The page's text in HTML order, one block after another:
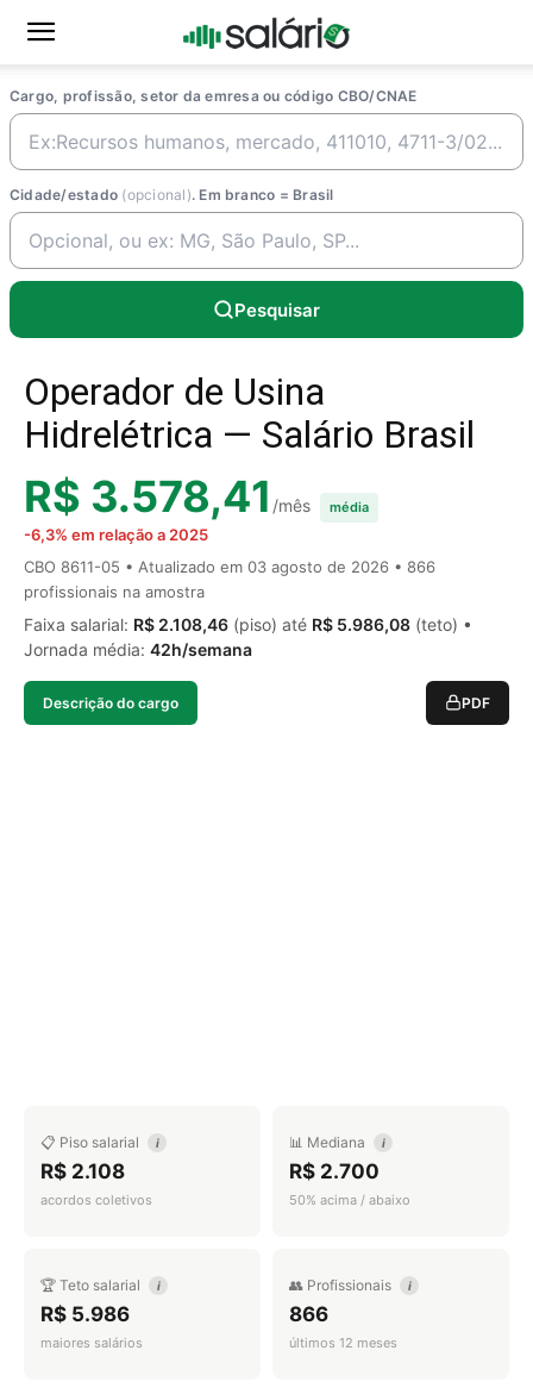
Cargo, profissão, setor da emresa ou código CBO/CNAE
Cidade/estado (opcional). Em branco = Brasil
Pesquisar
Operador de Usina
Hidrelétrica — Salário Brasil
R$ 3.578,41 /mês média
-6,3% em relação a 2025
CBO 8611-05 • Atualizado em 03 agosto de 2026 • 866
profissionais na amostra
Faixa salarial: R$ 2.108,46 (piso) até R$ 5.986,08 (teto) •
Jornada média: 42h/semana
Descrição do cargo PDF
📋 Piso salarial i
R$ 2.108
acordos coletivos
📊 Mediana i
R$ 2.700
50% acima / abaixo
🏆 Teto salarial i
R$ 5.986
maiores salários
👥 Profissionais i
866
últimos 12 meses